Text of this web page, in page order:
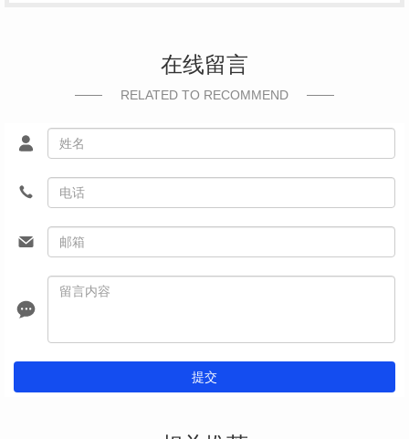
在线留言
RELATED TO RECOMMEND
提交